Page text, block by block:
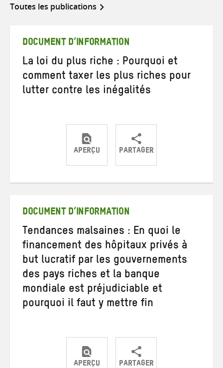
Toutes les publications
DOCUMENT D’INFORMATION
La loi du plus riche : Pourquoi et
comment taxer les plus riches pour
lutter contre les inégalités
APERÇU PARTAGER
PartagerPartagerPartager
DOCUMENT D’INFORMATION
Tendances malsaines : En quoi le
financement des hôpitaux privés à
but lucratif par les gouvernements
des pays riches et la banque
mondiale est préjudiciable et
pourquoi il faut y mettre fin
APERÇU PARTAGER